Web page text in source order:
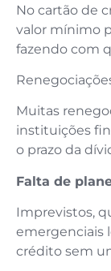
No cartão de
valor mínimo
fazendo com
Muitas
instituições
o prazo da
Falta de
Imprevistos,
emergenciais
crédito sem